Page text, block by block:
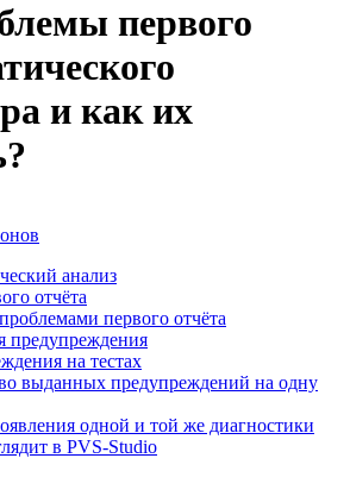
первого
и как их
анализ
отчёта
первого отчёта
предупреждения
на тестах
выданных предупреждений на одну
одной и той же диагностики
в PVS-Studio